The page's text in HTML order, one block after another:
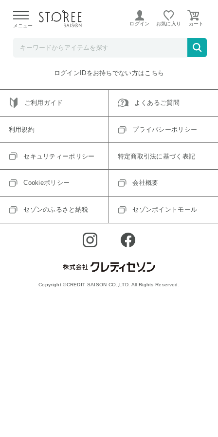
よる配送遅延が発生しております。
メニュー ログイン お気に入り
ご指定のアイテムは取り扱い終了、またはただいま取り扱い
トップへ戻る
ログインIDをお持ちでない方はこちら
ご利用ガイド よくあるご質問
利用規約 プライバシーポリシー
セキュリティーポリシー 特定商取引法に基づく表記
Cookieポリシー 会社概要
セゾンのふるさと納税 セゾンポイントモール
Copyright ©CREDIT SAISON CO.,LTD. All Rights Reserved.